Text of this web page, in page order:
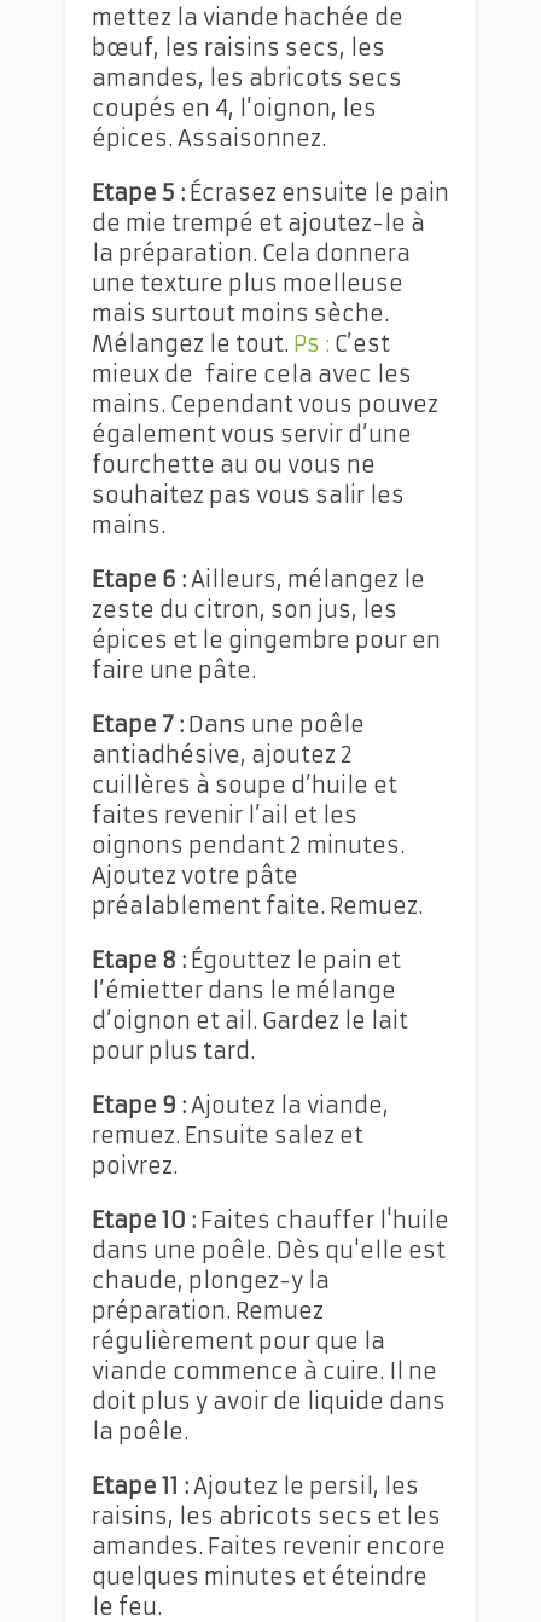
mettez la viande hachée de
bœuf, les raisins secs, les
amandes, les abricots secs
coupés en 4, l’oignon, les
épices. Assaisonnez.
Etape 5 : Écrasez ensuite le pain
de mie trempé et ajoutez-le à
la préparation. Cela donnera
une texture plus moelleuse
mais surtout moins sèche.
Mélangez le tout. Ps : C’est
mieux de faire cela avec les
mains. Cependant vous pouvez
également vous servir d’une
fourchette au ou vous ne
souhaitez pas vous salir les
mains.
Etape 6 :Ailleurs, mélangez le
zeste du citron, son jus, les
épices et le gingembre pour en
faire une pâte.
Etape 7 : Dans une poêle
antiadhésive, ajoutez 2
cuillères à soupe d’huile et
faites revenir l’ail et les
oignons pendant 2 minutes.
Ajoutez votre pâte
préalablement faite. Remuez.
Etape 8 : Égouttez le pain et
l’émietter dans le mélange
d’oignon et ail. Gardez le lait
pour plus tard.
Etape 9 :Ajoutez la viande,
remuez. Ensuite salez et
poivrez.
Etape 10 : Faites chauffer l'huile
dans une poêle. Dès qu'elle est
chaude, plongez-y la
préparation. Remuez
régulièrement pour que la
viande commence à cuire. Il ne
doit plus y avoir de liquide dans
la poêle.
Etape 11 :Ajoutez le persil, les
raisins, les abricots secs et les
amandes. Faites revenir encore
quelques minutes et éteindre
le feu.